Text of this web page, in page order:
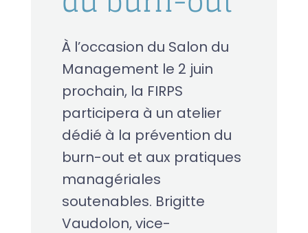
À l’occasion du Salon du
Management le 2 juin
prochain, la FIRPS
participera à un atelier
dédié à la prévention du
burn-out et aux pratiques
managériales
soutenables. Brigitte
Vaudolon, vice-